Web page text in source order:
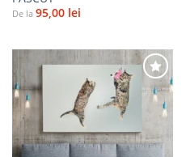
De la 95,00 lei
Adaugă
favorite